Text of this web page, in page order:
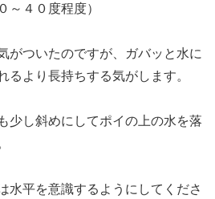
～４０度程度）
がついたのですが、ガバッと水に
るより長持ちする気がします。
少し斜めにしてポイの上の水を落
水平を意識するようにしてくださ